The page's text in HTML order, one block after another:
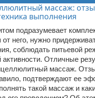
подразумевает
него, нужно
соблюдать питьевой
Отличные
массаж.
подтверждают ее
такой массаж и